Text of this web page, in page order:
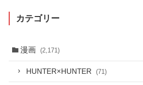
カテゴリー
漫画 (2,171)
HUNTER×HUNTER (71)